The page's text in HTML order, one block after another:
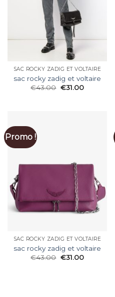
SAC ROCKY ZADIG ET VOLTAIRE
sac rocky zadig et voltaire
€43.00 €31.00
Promo !
SAC ROCKY ZADIG ET VOLTAIRE
sac rocky zadig et voltaire
€43.00 €31.00